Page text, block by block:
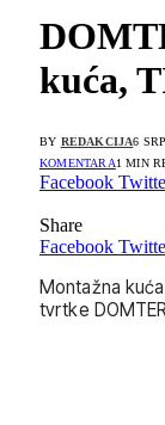
kuća,
BY REDAKCIJA6
KOMENTARA1 MIN
Facebook
Share
Facebook
Montažna
tvrtke